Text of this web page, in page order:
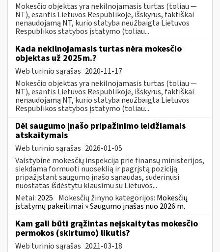
Mokesčio objektas yra nekilnojamasis turtas (toliau ―
NT), esantis Lietuvos Respublikoje, išskyrus, faktiškai
nenaudojamą NT, kurio statyba neužbaigta Lietuvos
Respublikos statybos įstatymo (toliau...
Kada nekilnojamasis turtas nėra mokesčio
objektas už 2025m.?
Web turinio sąrašas 2020-11-17
Mokesčio objektas yra nekilnojamasis turtas (toliau ―
NT), esantis Lietuvos Respublikoje, išskyrus, faktiškai
nenaudojamą NT, kurio statyba neužbaigta Lietuvos
Respublikos statybos įstatymo (toliau...
Dėl saugumo įnašo pripažinimo leidžiamais
atskaitymais
Web turinio sąrašas 2026-01-05
Valstybinė mokesčių inspekcija prie finansų ministerijos,
siekdama formuoti nuoseklią ir pagrįstą poziciją
pripažįstant saugumo įnašo sąnaudas, suderinusi
nuostatas išdėstytu klausimu su Lietuvos...
Metai: 2025 Mokesčių žinyno kategorijos: Mokesčių
įstatymų pakeitimai » Saugumo įnašas nuo 2026 m.
Kam gali būti grąžintas neįskaitytas mokesčio
permokos (skirtumo) likutis?
Web turinio sąrašas 2021-03-18